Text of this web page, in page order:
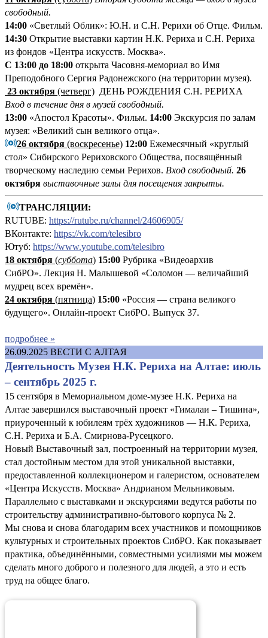
свободный.
14:00 «Светлый Облик»: Ю.Н. и С.Н. Рерихи об Отце. Фильм.
14:30 Открытие выставки картин Н.К. Рериха и С.Н. Рериха
из фондов «Центра искусств. Москва».
С 13:00 до 18:00 открыта Часовня-мемориал во Имя
Преподобного Сергия Радонежского (на территории музея).
23 октября (четверг) ДЕНЬ РОЖДЕНИЯ С.Н. РЕРИХА
Вход в течение дня в музей свободный.
13:00 «Апостол Красоты». Фильм. 14:00 Экскурсия по залам
музея: «Великий сын великого отца».
26 октября (воскресенье) 12:00 Ежемесячный «круглый
стол» Сибирского Рериховского Общества, посвящённый
творческому наследию семьи Рерихов. Вход свободный. 26
октября выставочные залы для посещения закрыты.
ТРАНСЛЯЦИИ:
RUTUBE: https://rutube.ru/channel/24606905/
ВКонтакте: https://vk.com/telesibro
Ютуб: https://www.youtube.com/telesibro
18 октября (суббота) 15:00 Рубрика «Видеоархив
СибРО». Лекция Н. Малышевой «Соломон — величайший
мудрец всех времён».
24 октября (пятница) 15:00 «Россия — страна великого
будущего». Онлайн-проект СибРО. Выпуск 37.
подробнее »
26.09.2025 ВЕСТИ С АЛТАЯ
Деятельность Музея Н.К. Рериха на Алтае: июль
– сентябрь 2025 г.
15 сентября в Мемориальном доме-музее Н.К. Рериха на
Алтае завершился выставочный проект «Гималаи – Тишина»,
приуроченный к юбилеям трёх художников — Н.К. Рериха,
С.Н. Рериха и Б.А. Смирнова-Русецкого.
Новый Выставочный зал, построенный на территории музея,
стал достойным местом для этой уникальной выставки,
предоставленной коллекционером и галеристом, основателем
«Центра Искусств. Москва» Андрианом Мельниковым.
Параллельно с выставками и экскурсиями ведутся работы по
строительству административно-бытового корпуса № 2.
Мы снова и снова благодарим всех участников и помощников
культурных и строительных проектов СибРО. Как показывает
практика, объединёнными, совместными усилиями мы можем
сделать много доброго и полезного для людей, а это и есть
труд на общее благо.